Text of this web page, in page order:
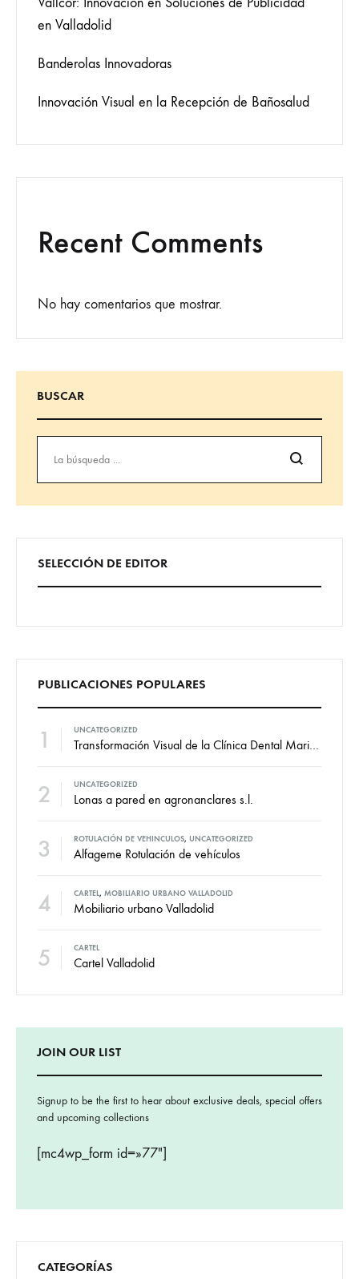
en Valladolid
Banderolas Innovadoras
Innovación Visual en la Recepción de Bañosalud
Recent Comments
No hay comentarios que mostrar.
BUSCAR
Búsqueda
SELECCIÓN DE EDITOR
PUBLICACIONES POPULARES
1 UNCATEGORIZED
Transformación Visual de la Clínica Dental Marian: Diseño de Vinilos por VallCor Publicidad
2 UNCATEGORIZED
Lonas a pared en agronanclares s.l.
3 ROTULACIÓN DE VEHINCULOS, UNCATEGORIZED
Alfageme Rotulación de vehículos
4 CARTEL, MOBILIARIO URBANO VALLADOLID
Mobiliario urbano Valladolid
5 CARTEL
Cartel Valladolid
JOIN OUR LIST
Signup to be the first to hear about exclusive deals, special offers
and upcoming collections
[mc4wp_form id=»77″]
CATEGORÍAS